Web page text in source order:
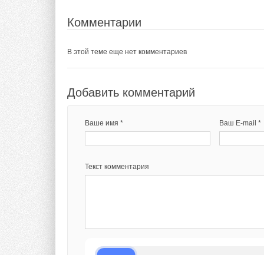
Комментарии
В этой теме еще нет комментариев
Добавить комментарий
Ваше имя * Ваш E-mail *
Текст комментария